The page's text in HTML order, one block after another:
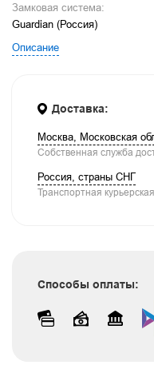
Замковая система:
Guardian (Россия)
Описание
Доставка:
Москва, Московская
Собственная служба
Россия, страны СНГ
Транспортная
Способы оплаты: